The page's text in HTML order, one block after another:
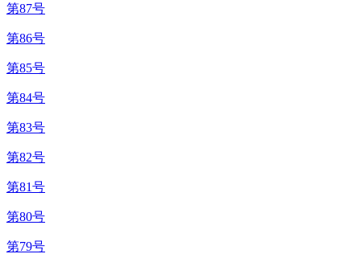
第87号
第86号
第85号
第84号
第83号
第82号
第81号
第80号
第79号